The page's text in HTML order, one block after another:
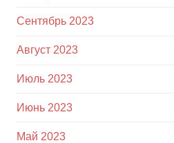
Сентябрь 2023
Август 2023
Июль 2023
Июнь 2023
Май 2023